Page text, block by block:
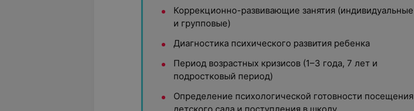
Коррекционно-развивающие занятия (индивидуальные
и групповые)
Диагностика психического развития ребенка
Период возрастных кризисов (1–3 года, 7 лет и
подростковый период)
Определение психологической готовности посещения